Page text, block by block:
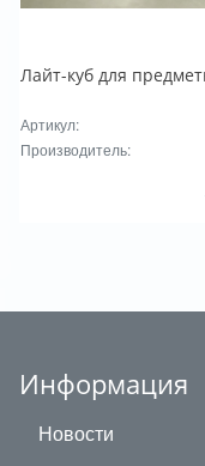
Артикул:
Производитель:
Информация
Новости